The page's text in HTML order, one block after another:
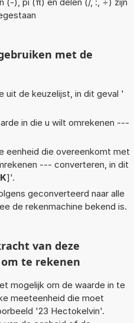
met de
uit de keuzelijst, in dit geval '
in die u wilt omrekenen ---
eenheid die overeenkomt met
--- converteren, in dit
]'.
geconverteerd naar alle
de rekenmachine bekend is.
van deze
te rekenen
mogelijk om de waarde in te
meeteenheid die moet
'23 Hectokelvin'.